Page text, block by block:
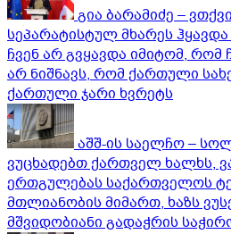
გია ბარამიძე –
სეპარატისტულ მხარეს
ჩვენ არ გვყავდა იმიტომ, რომ
არ ნიშნავს, რომ ქართული
ქართული ჯარი ხვრეტს
აშშ-ის საელჩო –
ვუცხადებთ ქართველ ხალხს,
ერთგულებას საქართველოს
მთლიანობის მიმართ, ხაზს
მშვიდობიანი გადაჭრის